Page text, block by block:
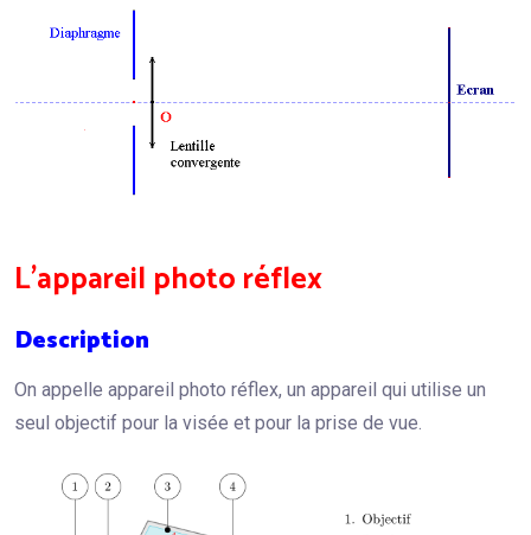
L’appareil photo réflex
Description
On appelle appareil photo réflex, un appareil qui utilise un
seul objectif pour la visée et pour la prise de vue.